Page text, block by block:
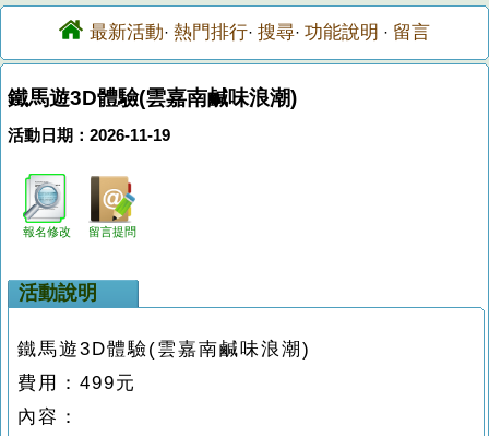
最新活動· 熱門排行· 搜尋· 功能說明 · 留言
鐵馬遊3D體驗(雲嘉南鹹味浪潮)
活動日期：2026-11-19
報名修改 留言提問
活動說明
鐵馬遊3D體驗(雲嘉南鹹味浪潮 )
費用： 499元
內容：